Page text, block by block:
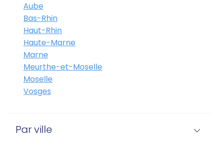
Aube
Bas-Rhin
Haut-Rhin
Haute-Marne
Marne
Meurthe-et-Moselle
Moselle
Vosges
Par ville